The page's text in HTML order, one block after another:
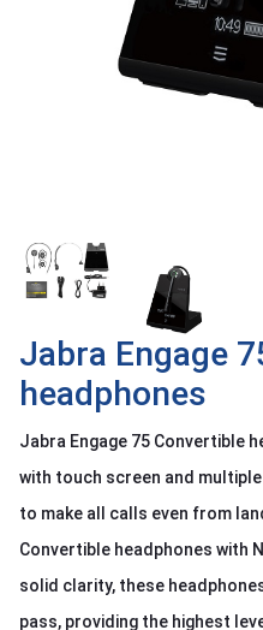
Jabra Engage
headphones
Jabra Engage 75 Convertible
with touch screen and
to make all calls even from
Convertible headphones with
solid clarity, these
pass, providing the highest
Giới
thiệu
LANGUAGE
Tiếng
English